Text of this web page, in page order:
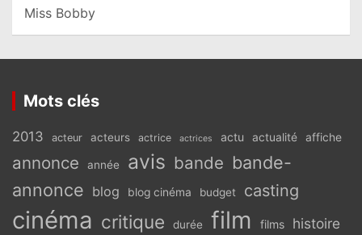
Miss Bobby
Mots clés
2013 acteur acteurs actrice actrices actu actualité affiche
annonce année avis bande bande-
annonce blog blog cinéma budget casting
cinéma critique durée film films histoire